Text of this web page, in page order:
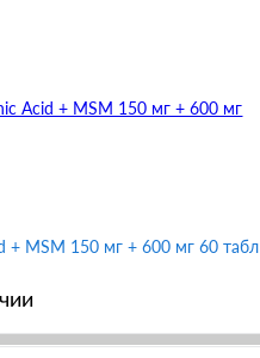
+ MSM 150 мг + 600 мг 60 табл